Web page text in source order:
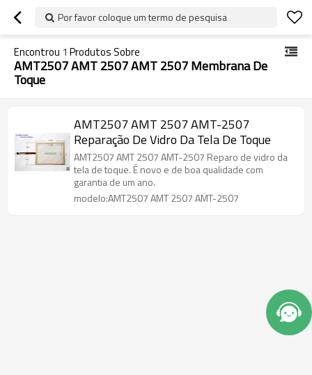
Por favor coloque um termo de pesquisa
Encontrou 1 Produtos Sobre
AMT2507 AMT 2507 AMT 2507 Membrana De
Toque
AMT2507 AMT 2507 AMT-2507
Reparação De Vidro Da Tela De Toque
AMT2507 AMT 2507 AMT-2507 Reparo de vidro da
tela de toque. É novo e de boa qualidade com
garantia de um ano.
modelo:AMT2507 AMT 2507 AMT-2507